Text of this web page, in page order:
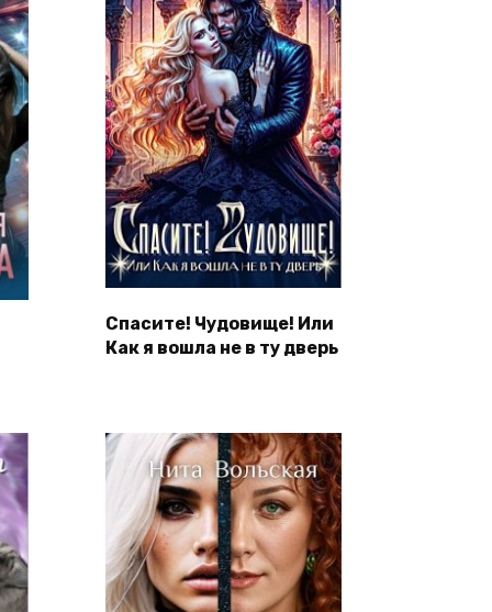
Спасите! Чудовище! Или
Как я вошла не в ту дверь